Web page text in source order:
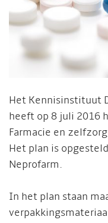
Het Kennisinstituut
heeft op 8 juli 2016
Farmacie en
Het plan is
Neprofarm.
In het plan staan